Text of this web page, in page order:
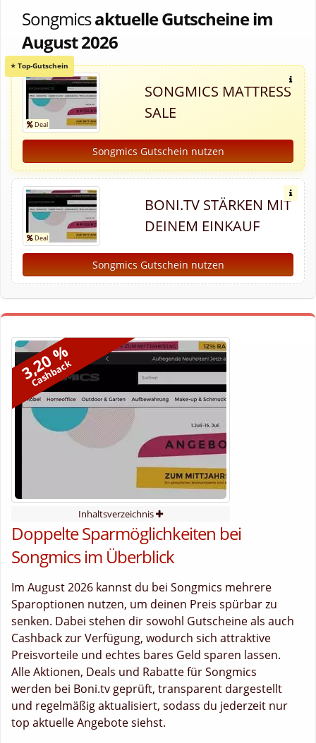
Songmicsaktuelle Gutscheine im
August 2026
SONGMICS MATTRESS
SALE
Songmics Gutschein nutzen
BONI.TV STÄRKEN MIT
DEINEM EINKAUF
Songmics Gutschein nutzen
3,20 %
Cashback
Inhaltsverzeichnis
Doppelte Sparmöglichkeiten bei
Songmics im Überblick
Im August 2026 kannst du bei Songmics mehrere
Sparoptionen nutzen, um deinen Preis spürbar zu
senken. Dabei stehen dir sowohl Gutscheine als auch
Cashback zur Verfügung, wodurch sich attraktive
Preisvorteile und echtes bares Geld sparen lassen.
Alle Aktionen, Deals und Rabatte für Songmics
werden bei Boni.tv geprüft, transparent dargestellt
und regelmäßig aktualisiert, sodass du jederzeit nur
top aktuelle Angebote siehst.